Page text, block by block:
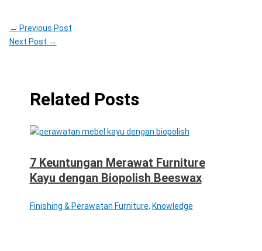
← Previous Post
Next Post →
Related Posts
7 Keuntungan Merawat Furniture
Kayu dengan Biopolish Beeswax
Finishing & Perawatan Furniture, Knowledge